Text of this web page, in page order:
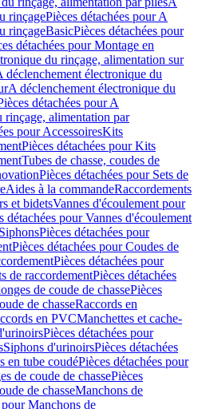
rinçagePièces détachées pour A
rinçageBasicPièces détachées pour
détachées pour Montage en
du rinçage, alimentation sur
déclenchement électronique du
A déclenchement électronique du
détachées pour A
rinçage, alimentation par
pour AccessoiresKits
Pièces détachées pour Kits
Tubes de chasse, coudes de
Pièces détachées pour Sets de
Aides à la commandeRaccordements
et bidetsVannes d'écoulement pour
détachées pour Vannes d'écoulement
SiphonsPièces détachées pour
Pièces détachées pour Coudes de
Pièces détachées pour
de raccordementPièces détachées
de coude de chassePièces
de chasseRaccords en
en PVCManchettes et cache-
Pièces détachées pour
Siphons d'urinoirsPièces détachées
en tube coudéPièces détachées pour
de coude de chassePièces
de chasseManchons de
pour Manchons de